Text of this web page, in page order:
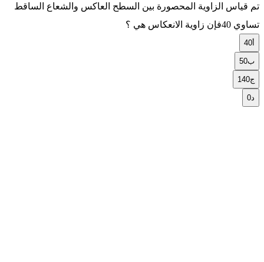
تم قياس الزاوية المحصورة بين السطح العاكس والشعاع الساقط
تساوي 40فإن زاوية الانعكاس هي ؟
40
ب50
ج140
0